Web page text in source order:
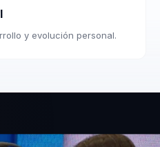
y evolución personal.